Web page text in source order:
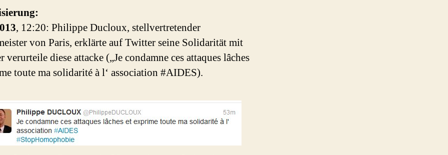
, 12:20: Philippe Ducloux, stellvertretender
von Paris, erklärte auf Twitter seine Solidarität mit
verurteile diese attacke („Je condamne ces attaques lâches
toute ma solidarité à l‘ association #AIDES).